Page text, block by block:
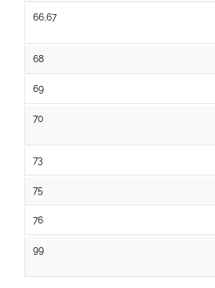
66,67
68
69
70
73
75
76
99